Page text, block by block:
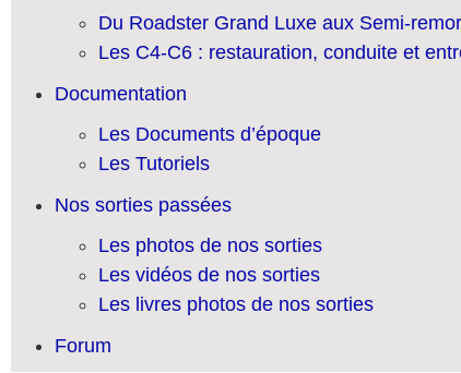
Du Roadster Grand Luxe aux Semi-
Les C4-C6 : restauration, conduite et
Documentation
Les Documents d’époque
Les Tutoriels
Nos sorties passées
Les photos de nos sorties
Les vidéos de nos sorties
Les livres photos de nos sorties
Forum